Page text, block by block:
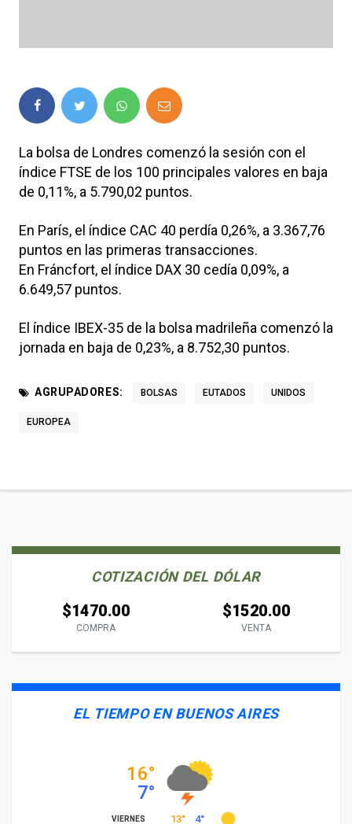
La bolsa de Londres comenzó la sesión con el
índice FTSE de los 100 principales valores en baja
de 0,11%, a 5.790,02 puntos.
En París, el índice CAC 40 perdía 0,26%, a 3.367,76
puntos en las primeras transacciones.
En Fráncfort, el índice DAX 30 cedía 0,09%, a
6.649,57 puntos.
El índice IBEX-35 de la bolsa madrileña comenzó la
jornada en baja de 0,23%, a 8.752,30 puntos.
AGRUPADORES: BOLSAS EUTADOS UNIDOS
EUROPEA
COTIZACIÓN DEL DÓLAR
$1470.00
COMPRA
$1520.00
VENTA
EL TIEMPO EN BUENOS AIRES